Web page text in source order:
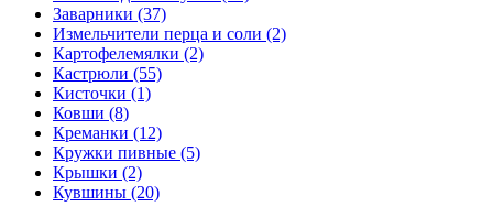
Заварники (37)
Измельчители перца и соли (2)
Картофелемялки (2)
Кастрюли (55)
Кисточки (1)
Ковши (8)
Креманки (12)
Кружки пивные (5)
Крышки (2)
Кувшины (20)